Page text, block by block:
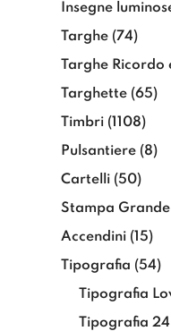
Insegne
Targhe (74)
Targhe
Targhette (65)
Timbri (1108)
Pulsantiere (8)
Cartelli (50)
Stampa
Accendini (15)
Tipografia (54)
Tipografia
Tipografia